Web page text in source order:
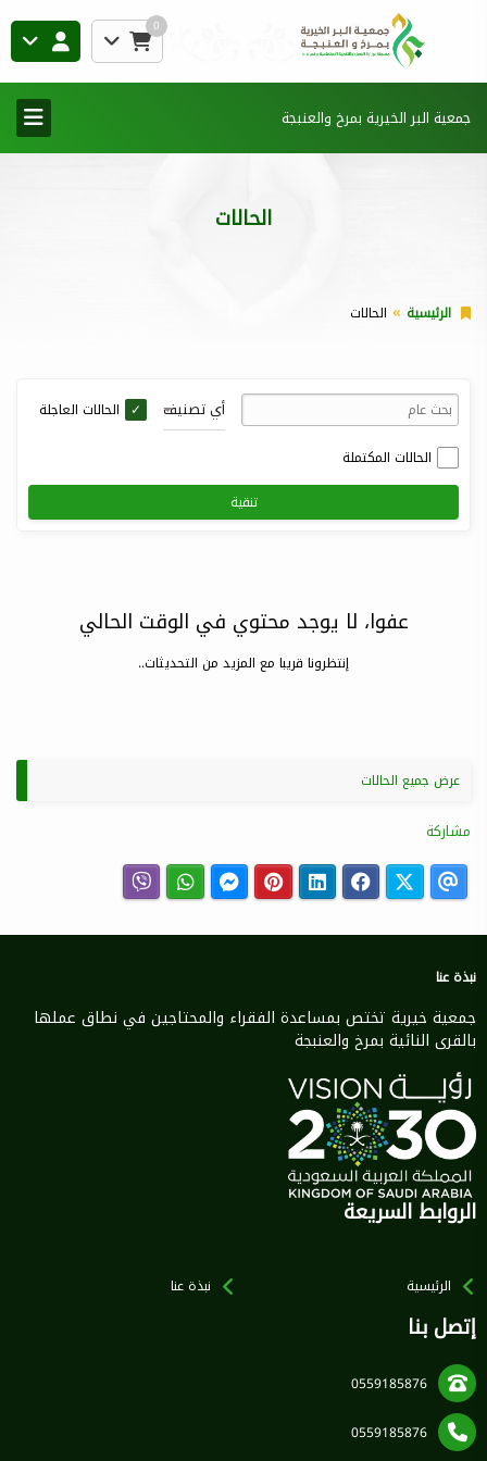
0
جمعية البر الخيرية بمرخ والعنبجة
الحالات
الرئيسية الحالات
أي تصنيف
الحالات العاجلة
الحالات المكتملة
تنقية
عفوا، لا يوجد محتوي في الوقت الحالي
إنتظرونا قريبا مع المزيد من التحديثات..
عرض جميع الحالات
مشاركة
نبذة عنا
جمعية خيرية تختص بمساعدة الفقراء والمحتاجين في نطاق عملها
بالقرى النائية بمرخ والعنبجة
الروابط السريعة
الرئيسية نبذة عنا
إتصل بنا
0559185876
0559185876